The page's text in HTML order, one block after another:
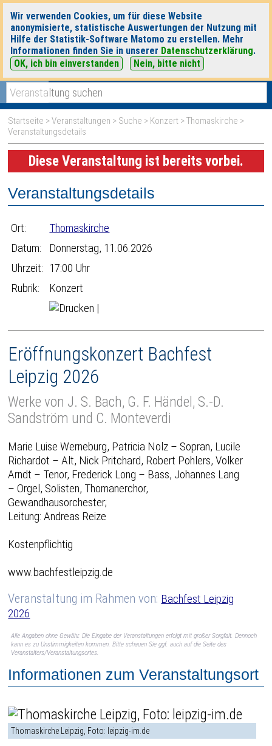
Wir verwenden Cookies, um für diese Website
anonymisierte, statistische Auswertungen der Nutzung mit
Hilfe der Statistik-Software Matomo zu erstellen. Mehr
Informationen finden Sie in unserer Datenschutzerklärung.
OK, ich bin einverstanden
Nein, bitte nicht
heute|morgen|
Startseite >Veranstaltungen > Suche > Konzert >Thomaskirche >
Veranstaltungsdetails
Diese Veranstaltung ist bereits vorbei.
Veranstaltungsdetails
Ort:
Thomaskirche
Datum:
Donnerstag, 11.06.2026
Uhrzeit: 17:00 Uhr
Rubrik:
Konzert
|
Eröffnungskonzert Bachfest
Leipzig 2026
Werke von J. S. Bach, G. F. Händel, S.-D.
Sandström und C. Monteverdi
Marie Luise Werneburg, Patricia Nolz – Sopran, Lucile
Richardot – Alt, Nick Pritchard, Robert Pohlers, Volker
Arndt – Tenor, Frederick Long – Bass, Johannes Lang
– Orgel, Solisten, Thomanerchor,
Gewandhausorchester;
Leitung: Andreas Reize
Kostenpflichtig
www.bachfestleipzig.de
Veranstaltung im Rahmen von: Bachfest Leipzig
2026
Alle Angaben ohne Gewähr. Die Eingabe der Veranstaltungen erfolgt mit großer Sorgfalt. Dennoch
kann es zu Unstimmigkeiten kommen. Bitte schauen Sie ggf. auch auf die Seite des
Veranstalters/Veranstaltungsortes.
Informationen zum Veranstaltungsort
Thomaskirche Leipzig, Foto: leipzig-im.de